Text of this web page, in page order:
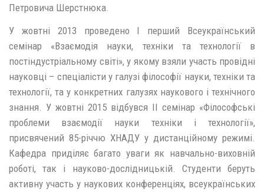
Петровича Шерстнюка.
У жовтні 2013 проведено I перший Всеукраїнський
семінар «Взаємодія науки, техніки та технології в
постіндустріальному світі», у якому взяли участь провідні
науковці – спеціалісти у галузі філософії науки, техніки та
технології, та у конкретних галузях наукового і технічного
знання. У жовтні 2015 відбувся ІІ семінар «Філософські
проблеми взаємодії науки техніки і технології»,
присвячений 85-річчю ХНАДУ у дистанційному режимі.
Кафедра приділяє багато уваги як навчально-виховній
роботі, так і науково-дослідницькій. Студенти беруть
активну участь у наукових конференціях, всеукраїнських